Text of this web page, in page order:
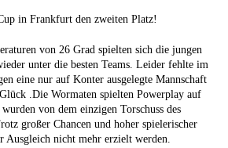
in Frankfurt den zweiten Platz!
von 26 Grad spielten sich die jungen
unter die besten Teams. Leider fehlte im
eine nur auf Konter ausgelegte Mannschaft
.Die Wormaten spielten Powerplay auf
von dem einzigen Torschuss des
großer Chancen und hoher spielerischer
Ausgleich nicht mehr erzielt werden.